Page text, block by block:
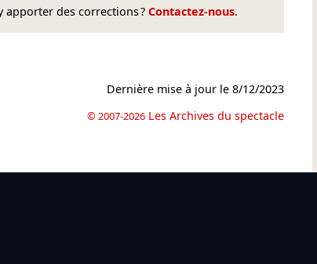
des corrections ? Contactez-nous.
Dernière mise à jour le8/12/2023
© 2007-2026 Les Archives du spectacle